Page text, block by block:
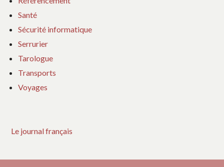
Santé
Sécurité informatique
Serrurier
Tarologue
Transports
Voyages
Le journal français